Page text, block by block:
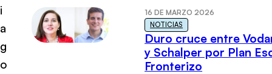
i
a
g
o
16 DE MARZO 2026
NOTICIAS
Duro cruce entre
y Schalper por Plan
Fronterizo